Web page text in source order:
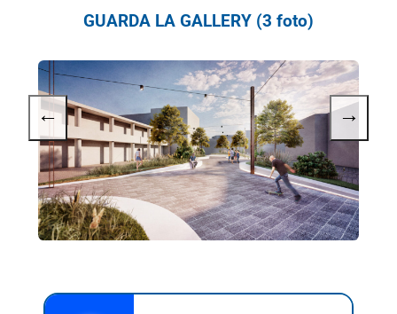
GUARDA LA GALLERY (3 foto)
← →